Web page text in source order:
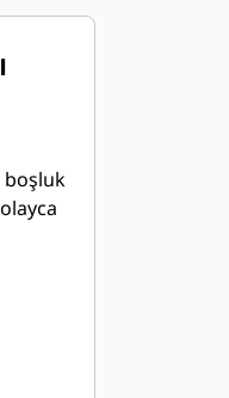
boşluk